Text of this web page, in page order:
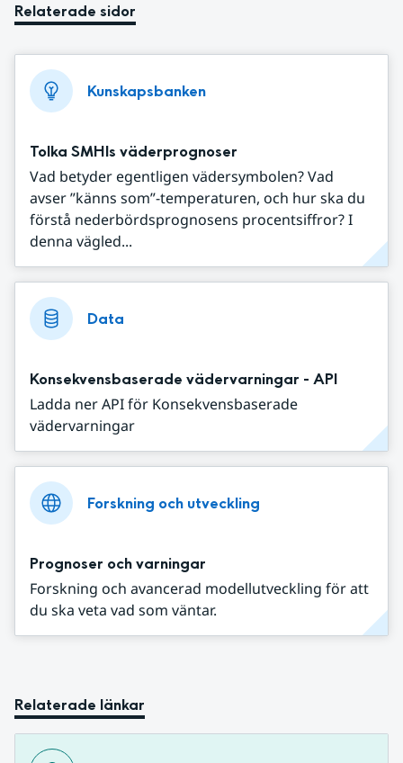
Relaterade sidor
Kunskapsbanken
Tolka SMHIs väderprognoser
Vad betyder egentligen vädersymbolen? Vad
avser ”känns som”-temperaturen, och hur ska du
förstå nederbördsprognosens procentsiffror? I
denna vägled...
Data
Konsekvensbaserade vädervarningar - API
Ladda ner API för Konsekvensbaserade
vädervarningar
Forskning och utveckling
Prognoser och varningar
Forskning och avancerad modellutveckling för att
du ska veta vad som väntar.
Relaterade länkar